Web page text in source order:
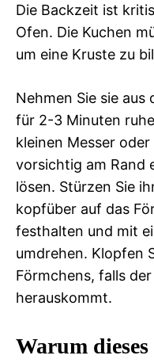
Die Backzeit ist
Ofen. Die Kuchen
um eine Kruste zu
Nehmen Sie sie aus
für 2-3 Minuten
kleinen Messer
vorsichtig am Rand
lösen. Stürzen Sie
kopfüber auf das
festhalten und mit
umdrehen. Klopfen
Förmchens, falls
herauskommt.
Warum